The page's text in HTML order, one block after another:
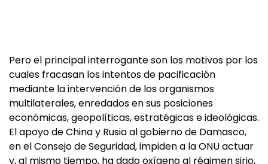
Pero el principal interrogante son los motivos por los
cuales fracasan los intentos de pacificación
mediante la intervención de los organismos
multilaterales, enredados en sus posiciones
económicas, geopolíticas, estratégicas e ideológicas.
El apoyo de China y Rusia al gobierno de Damasco,
en el Consejo de Seguridad, impiden a la ONU actuar
y, al mismo tiempo, ha dado oxígeno al régimen sirio,